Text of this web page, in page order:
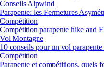
Conseils Alpwind
Parapente: les Fermetures
Compétition
Compétition parapente hike and
Vol Montagne
10 conseils pour un vol
Compétition
Parapente et compétitions, quels